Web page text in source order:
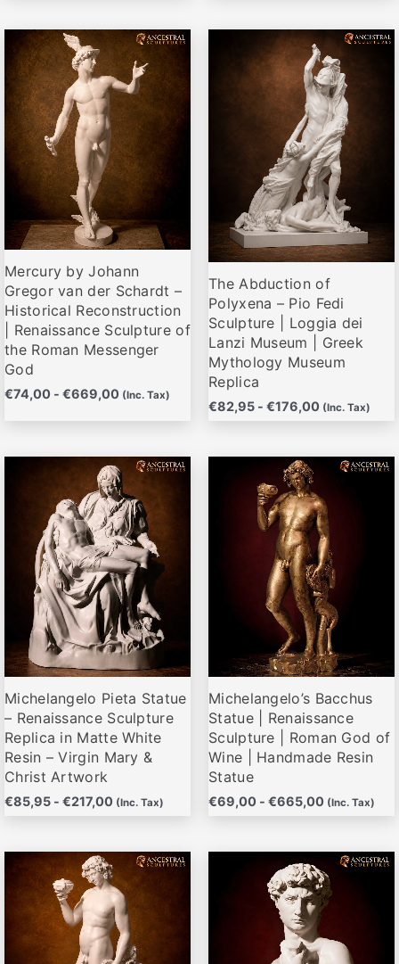
Mercury by Johann
Gregor van der Schardt –
Historical Reconstruction
| Renaissance Sculpture of
the Roman Messenger
God
€74,00 - €669,00
Rango
de
precios:
desde
€74,00
hasta
€669,00
(Inc. Tax)
Este
producto
tiene
múltiples
variantes.
Las
opciones
pueden
elegir
en
la
página
de
producto
The Abduction of
Polyxena – Pio Fedi
Sculpture | Loggia dei
Lanzi Museum | Greek
Mythology Museum
Replica
€82,95 - €176,00
Rango
de
precios:
desde
€82,95
hasta
€176,00
(Inc. Tax)
producto
opciones
pueden
elegir
la
página
de
producto
Michelangelo Pieta Statue
– Renaissance Sculpture
Replica in Matte White
Resin – Virgin Mary &
Christ Artwork
€85,95 - €217,00
Rango
de
precios:
desde
€85,95
hasta
€217,00
(Inc. Tax)
producto
múltiples
variantes.
opciones
pueden
elegir
en
la
página
de
producto
Michelangelo’s Bacchus
Statue | Renaissance
Sculpture | Roman God of
Wine | Handmade Resin
Statue
€69,00 - €665,00
Rango
desde
€69,00
hasta
€665,00
(Inc. Tax)
producto
múltiples
opciones
pueden
elegir
en
la
página
de
producto
Rango
de
precios:
desde
€69,00
hasta
€665,00
Este
producto
tiene
múltiples
Rango
de
precios:
desde
hasta
€530,00
producto